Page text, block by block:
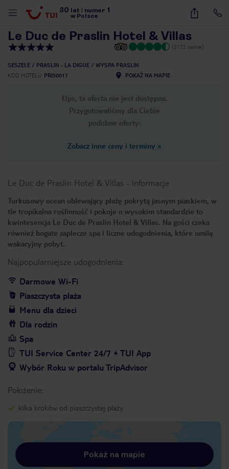
30 lat numer 1
w Polsce
20
Le Duc de Praslin Hotel & Villas
(2172 opinie)
SESZELE PRASLIN - LA DIGUE
WYSPA PRASLIN
KOD HOTELU PRI50017 POKAŻ NA MAPIE
Ups, ta oferta nie jest dostępna.
Przygotowaliśmy dla Ciebie
podobne oferty:
Zobacz inne ceny i terminy »
Le Duc de Praslin Hotel & Villas - informacje
Turkusowy ocean oblewający plażę pokrytą jasnym piaskiem, w
tle tropikalna roślinność i pokoje o wysokim standardzie to
kwintesencja Le Duc de Praslin Hotel & Villas. Na gości czeka
również bogate zaplecze spa i liczne udogodnienia, które umilą
wakacyjny pobyt.
Najpopularniejsze udogodnienia:
Darmowe Wi-Fi
Piaszczysta plaża
Menu dla dzieci
Dla rodzin
Spa
TUI Service Center 24/7 + TUI App
Wybór Roku w portalu TripAdvisor
Położenie:
kilka kroków od piaszczystej plaży
Pokaż na mapie